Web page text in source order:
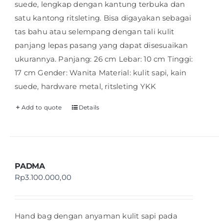
suede, lengkap dengan kantung terbuka dan
satu kantong ritsleting. Bisa digayakan sebagai
tas bahu atau selempang dengan tali kulit
panjang lepas pasang yang dapat disesuaikan
ukurannya. Panjang: 26 cm Lebar: 10 cm Tinggi:
17 cm Gender: Wanita Material: kulit sapi, kain
suede, hardware metal, ritsleting YKK
Add to quote Details
PADMA
Rp3.100.000,00
Hand bag dengan anyaman kulit sapi pada